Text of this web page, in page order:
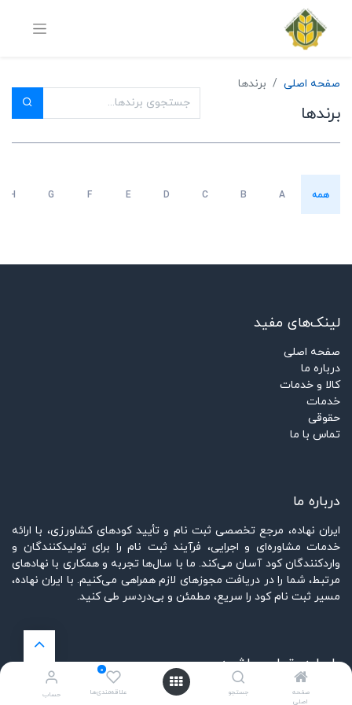
صفحه
اصلی
جستجو
0
علاقه‌مندی‌ها حساب
صفحه اصلی برندها
برندها
همه A
B
C
D
E
F
G
H
لینک‌های مفید
صفحه اصلی
درباره ما
کالا و خدمات
خدمات
حقوقی
تماس با ما
درباره ما
ایران نهاده، مرجع تخصصی ثبت نام و تأیید کودهای کشاورزی، با ارائه
خدمات مشاوره‌ای و اجرایی، فرآیند ثبت نام را برای تولیدکنندگان و
واردکنندگان کود آسان می‌کند. ما با سال‌ها تجربه و همکاری با نهادهای
مرتبط، شما را در دریافت مجوزهای لازم همراهی می‌کنیم. با ایران نهاده،
مسیر ثبت نام کود را سریع، مطمئن و بی‌دردسر طی کنید.
با ما در تماس باشید
تماس با ما